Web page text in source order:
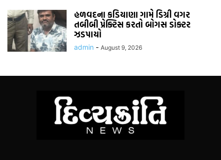
હળવદના કડિયાણા ગામે ડિગ્રી વગર
તબીબી પ્રેક્ટિસ કરતો બોગસ ડોક્ટર
ઝડપાયો
admin - August 9, 2026